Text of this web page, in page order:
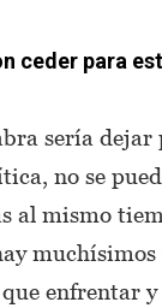
ceder para
sería dejar
no se
al mismo
muchísimos
enfrentar y